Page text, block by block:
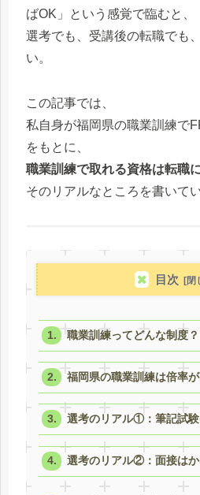
ばOK」という感覚で臨むと、
選考でも、受講後の転職でも
い。
この記事では、
私自身が福岡県の職業訓練で
をもとに、
職業訓練で取れる資格は転職
そのリアルなところを書いて
目次
職業訓練ってどんな制度？
福岡県の職業訓練は倍率
選考のリアル①：筆記試
選考のリアル②：面接は